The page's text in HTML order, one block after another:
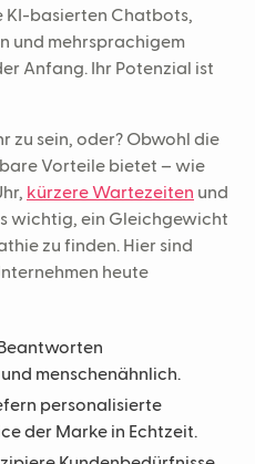
KI-basierten Chatbots,
und mehrsprachigem
Anfang. Ihr Potenzial ist
zu sein, oder? Obwohl die
Vorteile bietet – wie
kürzere Wartezeiten und
wichtig, ein Gleichgewicht
zu finden. Hier sind
heute
Beantworten
menschenähnlich.
personalisierte
der Marke in Echtzeit.